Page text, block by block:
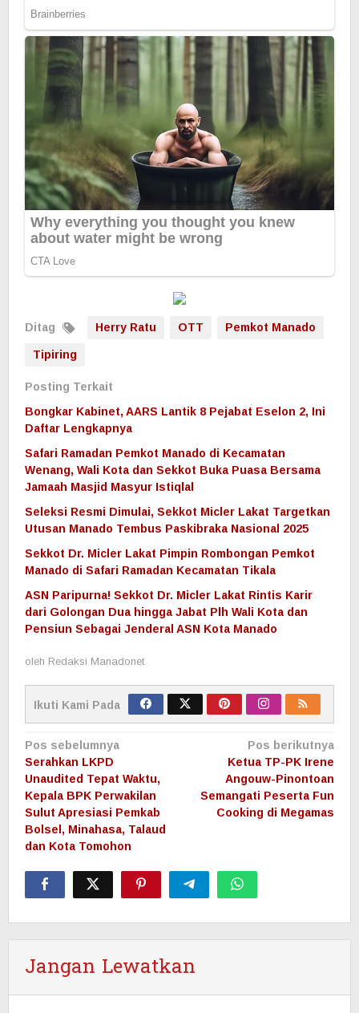
Ditag Herry Ratu OTT Pemkot Manado
Tipiring
Posting Terkait
Bongkar Kabinet, AARS Lantik 8 Pejabat Eselon 2, Ini
Daftar Lengkapnya
Safari Ramadan Pemkot Manado di Kecamatan
Wenang, Wali Kota dan Sekkot Buka Puasa Bersama
Jamaah Masjid Masyur Istiqlal
Seleksi Resmi Dimulai, Sekkot Micler Lakat Targetkan
Utusan Manado Tembus Paskibraka Nasional 2025
Sekkot Dr. Micler Lakat Pimpin Rombongan Pemkot
Manado di Safari Ramadan Kecamatan Tikala
ASN Paripurna! Sekkot Dr. Micler Lakat Rintis Karir
dari Golongan Dua hingga Jabat Plh Wali Kota dan
Pensiun Sebagai Jenderal ASN Kota Manado
oleh Redaksi Manadonet
Ikuti Kami Pada
Navigasi
pos
Pos sebelumnya
Serahkan LKPD
Unaudited Tepat Waktu,
Kepala BPK Perwakilan
Sulut Apresiasi Pemkab
Bolsel, Minahasa, Talaud
dan Kota Tomohon
Pos berikutnya
Ketua TP-PK Irene
Angouw-Pinontoan
Semangati Peserta Fun
Cooking di Megamas
Jangan Lewatkan